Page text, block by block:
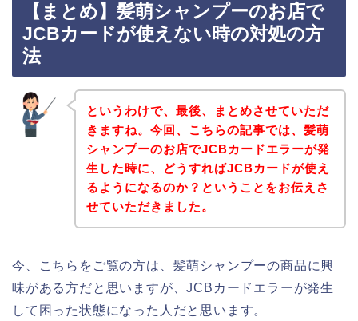
【まとめ】髪萌シャンプーのお店で
JCBカードが使えない時の対処の方
法
というわけで、最後、まとめさせていただ
きますね。今回、こちらの記事では、髪萌
シャンプーのお店でJCBカードエラーが発
生した時に、どうすればJCBカードが使え
るようになるのか？ということをお伝えさ
せていただきました。
今、こちらをご覧の方は、髪萌シャンプーの商品に興
味がある方だと思いますが、JCBカードエラーが発生
して困った状態になった人だと思います。